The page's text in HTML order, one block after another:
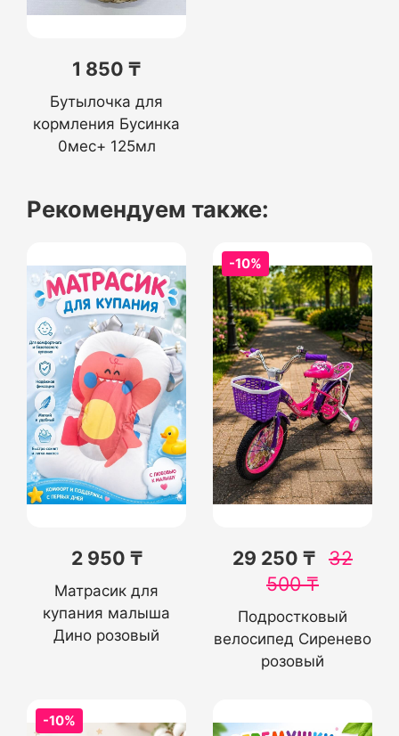
1 850 ₸
Бутылочка для
кормления Бусинка
0мес+ 125мл
Рекомендуем также:
2 950 ₸
Матрасик для
купания малыша
Дино розовый
-10%
29 250 ₸ 32
500₸
Подростковый
велосипед Сиренево
розовый
-10%